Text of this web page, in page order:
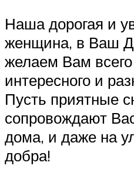
Наша дорогая и
женщина, в Ваш
желаем Вам
интересного и
Пусть приятные
сопровождают
дома, и даже на
добра!